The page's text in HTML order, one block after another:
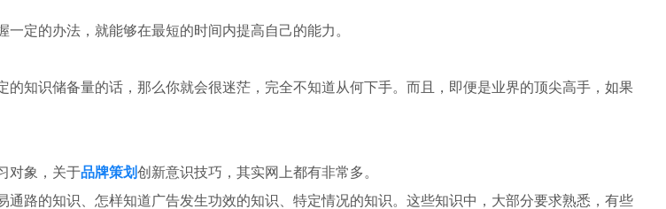
定的办法，就能够在最短的时间内提高自己的能力。
知识储备量的话，那么你就会很迷茫，完全不知道从何下手。而且，即便是业界的顶尖高手，如果
对象，关于品牌策划创新意识技巧，其实网上都有非常多。
路的知识、怎样知道广告发生功效的知识、特定情况的知识。这些知识中，大部分要求熟悉，有些